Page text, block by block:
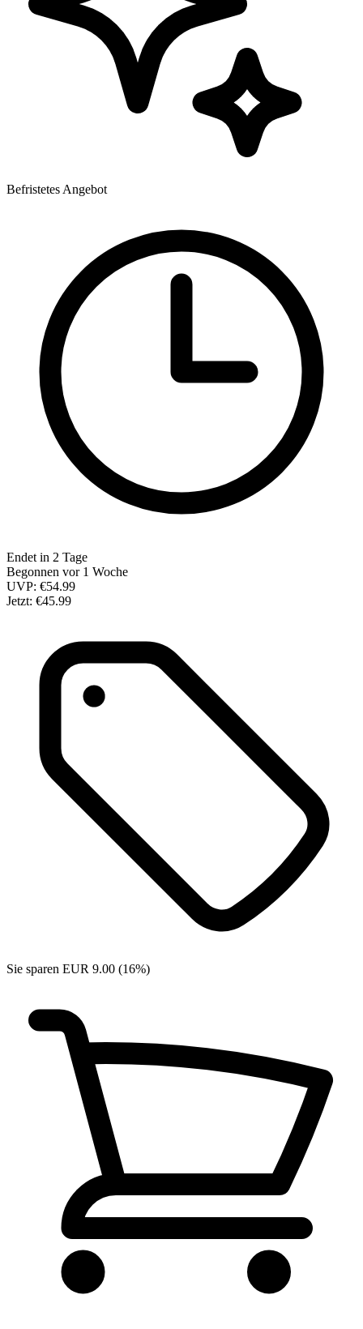
Befristetes Angebot
Endet in 2 Tage
Begonnen vor 1 Woche
UVP: €54.99
Jetzt: €45.99
Sie sparen EUR 9.00 (16%)